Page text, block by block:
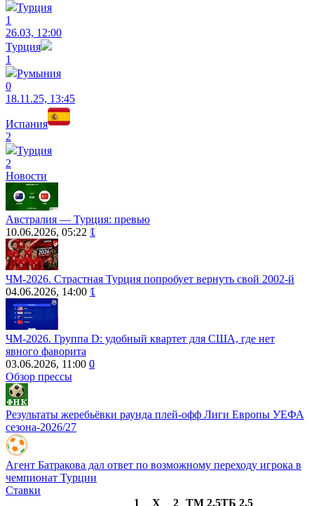
Турция
1
26.03, 12:00
Турция
1
Румыния
0
18.11.25, 13:45
Испания
2
Турция
2
Новости
Австралия — Турция: превью
10.06.2026, 05:22 1
ЧМ-2026. Страстная Турция попробует вернуть свой 2002-й
04.06.2026, 14:00 1
ЧМ-2026. Группа D: удобный квартет для США, где нет
явного фаворита
03.06.2026, 11:00 0
Обзор прессы
Результаты жеребьёвки раунда плей-офф Лиги Европы УЕФА
сезона-2026/27
Агент Батракова дал ответ по возможному переходу игрока в
чемпионат Турции
Ставки
1
X 2 ТМ 2.5ТБ 2.5